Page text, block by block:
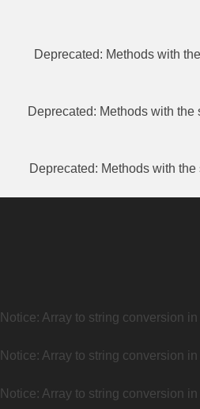
Deprecated: Methods with
Deprecated: Methods with the
Deprecated: Methods with
Notice: Array to string conversion in
Notice: Array to string conversion in
Notice: Array to string conversion in